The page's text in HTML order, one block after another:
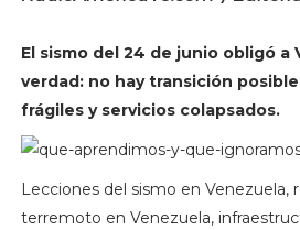
El sismo del 24 de junio obligó a
verdad: no hay transición
frágiles y servicios colapsados.
Lecciones del sismo en Venezuela,
terremoto en Venezuela,